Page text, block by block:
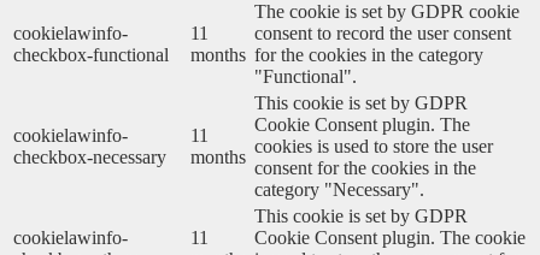
cookielawinfo-
checkbox-functional
11
months
The cookie is set by GDPR cookie
consent to record the user consent
for the cookies in the category
"Functional".
cookielawinfo-
checkbox-necessary
11
months
This cookie is set by GDPR
Cookie Consent plugin. The
cookies is used to store the user
consent for the cookies in the
category "Necessary".
cookielawinfo-
11
This cookie is set by GDPR
Cookie Consent plugin. The cookie